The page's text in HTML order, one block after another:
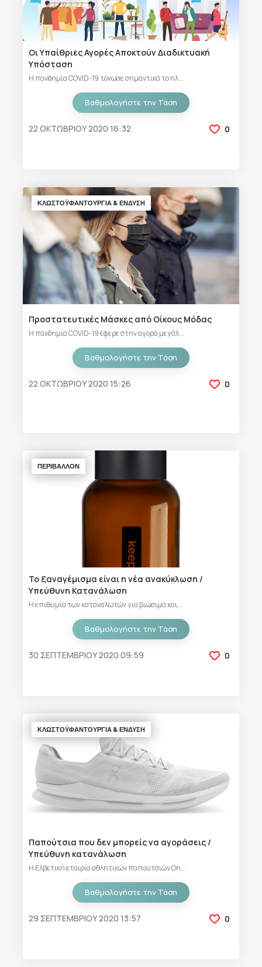
Οι Υπαίθριες Αγορές Αποκτούν Διαδικτυακή
Υπόσταση
Η πανδημία COVID-19 τόνωσε σημαντικά το ηλ...
Βαθμολογήστε την Τάση
22 ΟΚΤΩΒΡΊΟΥ 2020 16:32 0
ΚΛΩΣΤΟΫΦΑΝΤΟΥΡΓΙΑ & ΈΝΔΥΣΗ
Προστατευτικές Μάσκες από Οίκους Μόδας
Η πανδημία COVID-19 έφερε στην αγορά μεγάλ...
Βαθμολογήστε την Τάση
22 ΟΚΤΩΒΡΊΟΥ 2020 15:26 0
ΠΕΡΙΒΑΛΛΟΝ
Το ξαναγέμισμα είναι η νέα ανακύκλωση /
Υπεύθυνη Κατανάλωση
Η επιθυμία των καταναλωτών για βιώσιμα και...
Βαθμολογήστε την Τάση
30 ΣΕΠΤΕΜΒΡΊΟΥ 2020 09:59 0
ΚΛΩΣΤΟΫΦΑΝΤΟΥΡΓΙΑ & ΈΝΔΥΣΗ
Παπούτσια που δεν μπορείς να αγοράσεις /
Υπεύθυνη κατανάλωση
Η Ελβετική εταιρία αθλητικών παπουτσιών On...
Βαθμολογήστε την Τάση
29 ΣΕΠΤΕΜΒΡΊΟΥ 2020 13:57 0